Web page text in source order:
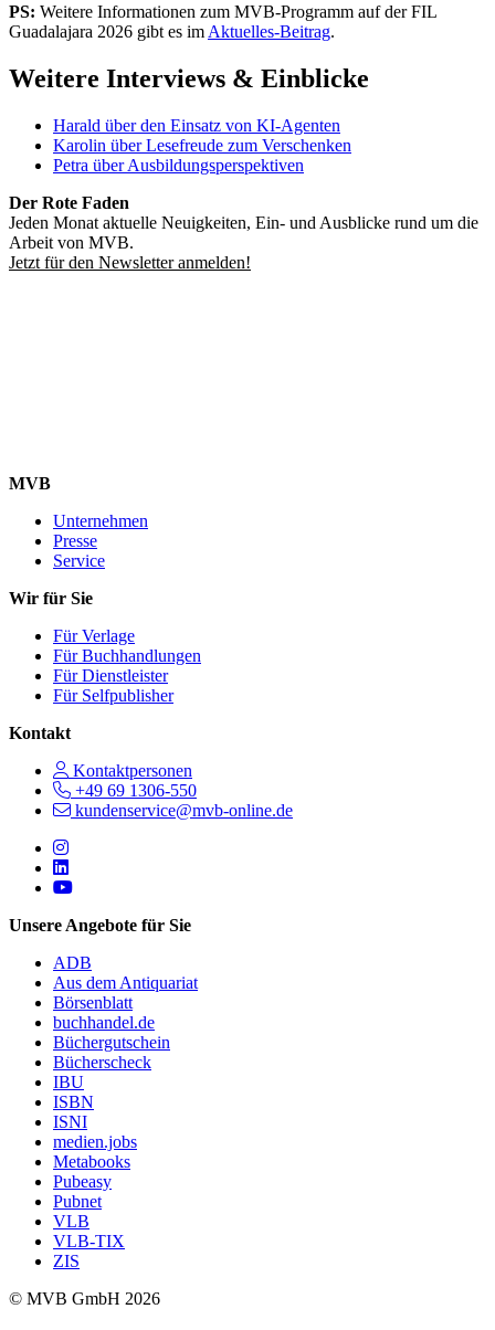
PS: Weitere Informationen zum MVB-Programm auf der FIL
Guadalajara 2026 gibt es im Aktuelles-Beitrag.
Weitere Interviews & Einblicke
Harald über den Einsatz von KI-Agenten
Karolin über Lesefreude zum Verschenken
Petra über Ausbildungsperspektiven
Der Rote Faden
Jeden Monat aktuelle Neuigkeiten, Ein- und Ausblicke rund um die
Arbeit von MVB.
Jetzt für den Newsletter anmelden!
MVB
Unternehmen
Presse
Service
Wir für Sie
Für Verlage
Für Buchhandlungen
Für Dienstleister
Für Selfpublisher
Kontakt
Kontaktpersonen
+49 69 1306-550
kundenservice@mvb-online.de
Follow us on https://www.instagram.com/lifeatmvb/
Follow us on https://www.linkedin.com/company/mvbbooks
Follow us on https://www.youtube.com/@mvbbooks
Unsere Angebote für Sie
ADB
Aus dem Antiquariat
Börsenblatt
buchhandel.de
Büchergutschein
Bücherscheck
IBU
ISBN
ISNI
medien.jobs
Metabooks
Pubeasy
Pubnet
VLB
VLB-TIX
ZIS
© MVB GmbH 2026